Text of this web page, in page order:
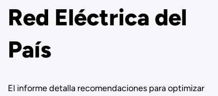
Red Eléctrica del
País
El informe detalla recomendaciones para optimizar